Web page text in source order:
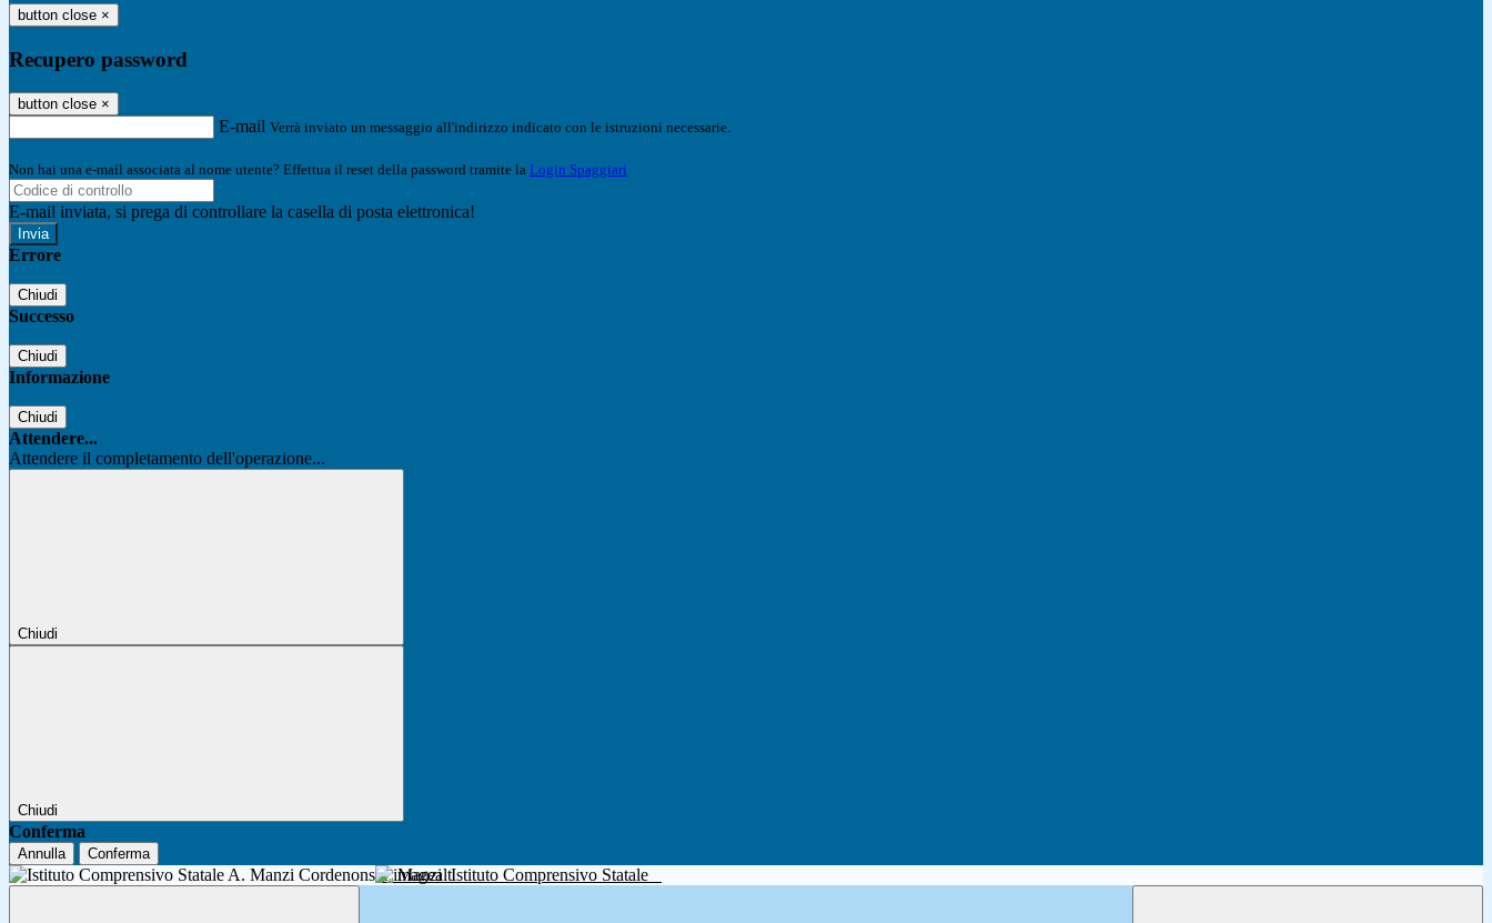
button close ×
Recupero password
button close ×
E-mail Verrà inviato un messaggio all'indirizzo indicato con le istruzioni necessarie.
Non hai una e-mail associata al nome utente? Effettua il reset della password tramite la Login Spaggiari
E-mail inviata, si prega di controllare la casella di posta elettronica!
Errore
Chiudi
Successo
Chiudi
Informazione
Chiudi
Attendere...
Attendere il completamento dell'operazione...
Chiudi
Chiudi
Conferma
Annulla Conferma
A. Manzi Istituto Comprensivo Statale